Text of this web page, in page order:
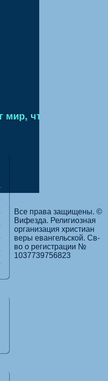
что отдал Сына
Все права защищены. ©
Вифезда. Религиозная
организация христиан
веры евангельской. Св-
во о регистрации №
1037739756823